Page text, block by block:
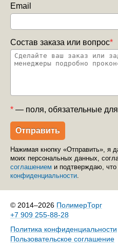
Email
Состав заказа или вопрос*
* — поля, обязательные
Нажимая кнопку «Отправить», я
моих персональных данных,
соглашением и подтверждаю, что
конфиденциальности.
© 2014–2026 ПолимерТорг
+7 909 255-88-28
Политика конфиденциальности
Пользовательское соглашение